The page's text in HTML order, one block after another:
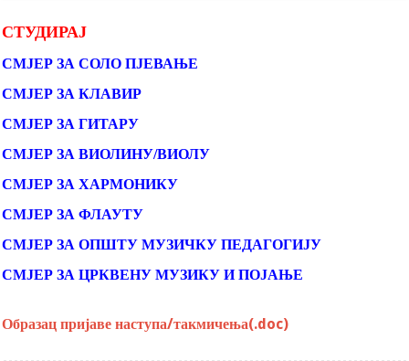
СТУДИРАЈ
СМЈЕР ЗА СОЛО ПЈЕВАЊЕ
СМЈЕР ЗА КЛАВИР
СМЈЕР ЗА ГИТАРУ
СМЈЕР ЗА ВИОЛИНУ/ВИОЛУ
СМЈЕР ЗА ХАРМОНИКУ
СМЈЕР ЗА ФЛАУТУ
СМЈЕР ЗА ОПШТУ МУЗИЧКУ ПЕДАГОГИЈУ
СМЈЕР ЗА ЦРКВЕНУ МУЗИКУ И ПОЈАЊЕ
Образац пријаве наступа/такмичења(.doc)